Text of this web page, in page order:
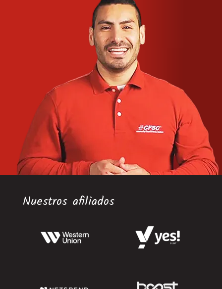
Nuestros afiliados